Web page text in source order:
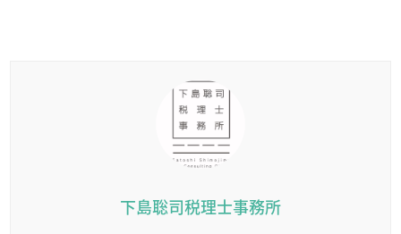
下島聡司税理士事務所